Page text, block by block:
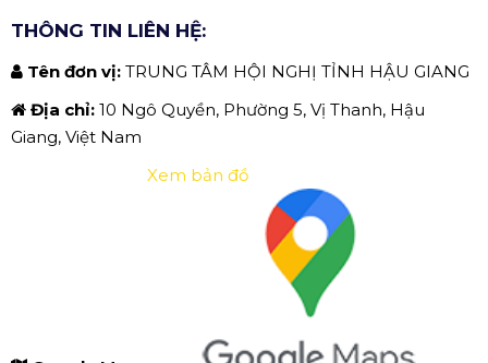
THÔNG TIN LIÊN HỆ:
Tên đơn vị: TRUNG TÂM HỘI NGHỊ TỈNH HẬU GIANG
Địa chỉ: 10 Ngô Quyền, Phường 5, Vị Thanh, Hậu
Giang, Việt Nam
Xem bản đồ